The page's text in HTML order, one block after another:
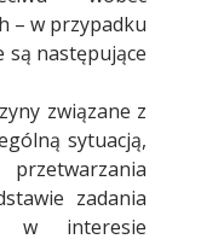
– w przypadku
są następujące
związane z
sytuacją,
zadania
w interesie